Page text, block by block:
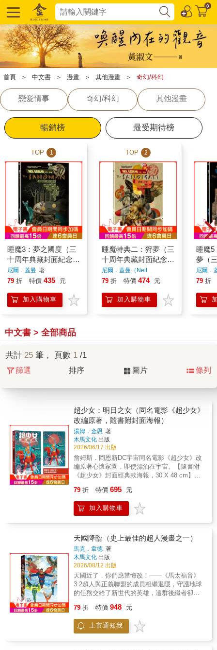
0
首頁 ＞ 中文書 ＞ 漫畫 ＞ 其他漫畫 ＞ 奇幻/科幻
戀愛情事 奇幻/科幻 其他漫畫
暢銷榜 最受期待榜
TOP 1
睡魔3：夢之國度（三
十周年典藏封面紀念
版）【全球Netflix
TOP 1 人氣影集同名
爾‧蓋曼最知名經典美
漫代表作】
尼爾．蓋曼 著
79 折 特價 435 元
加入購物車
TOP 2
睡魔特典二：狩夢（三
十周年典藏封面紀念
版）【全球Netflix
TOP 1 人氣影集同名
爾‧蓋曼最知名經典美
漫代表作】
尼爾．蓋曼（Neil
Gaiman）著
79 折 特價 474 元
加入購物車
睡魔5
夢（
紀念
TOP
爾‧
漫代
尼爾．
79 折
中文書 > 全部商品
共計 25 筆， 頁數 1 /1
篩選 排序 圖片 條列
超少女：明日之女（同名電影《超少女》
改編原著，隨書附封面海報）
湯姆．金恩 著
木馬文化 出版
2026/06/17 出版
詹姆斯．岡恩新DC宇宙同名電影《超少女》改
編原著心懷家園，即使漂泊在宇宙。【隨書附
《超少女》封面經典款海報，30 X 48 cm】卡
超人堂姊的她，心中有著怎麼樣都填補不了的
空虛，來自她不復存在的家園。在她的二十一
歲生日當天，超少女來到偏遠星球慶生，卻在
下外星少女露西的委託，橫越宇宙追擊殺死少
女父親、襲擊她們的罪魁禍首——黃山的克雷
姆。見識到克雷姆的凶殘以及所到之處留下的
殺戮慘狀，加深露西的復仇執念，也勾起超少
女的鄉愁與沉痛過往。是什麼讓她們在痛苦中
堅持自我，持續朝明日邁進？得獎作者湯姆．
金恩為本作注入深刻情感與文學價值，佐以曾
獲艾斯納獎提名的繪者比奎絲．伊弗利優美的
筆觸，共同打造出深具勇氣的星際冒險大作
定。
79 折 特價 695 元
加入購物車
天國降臨（史上最佳的超人漫畫之一）
馬克．韋德 著
木馬文化 出版
2026/08/12 出版
天國近了，你們應當悔改！——《馬太福音》
3:2超人與正義聯盟的成員相繼退隱，守護地球
的任務交給了新世代的英雄，這群後繼者卻沉
棍的行動中造成一百萬人傷亡，地點正是撫育
超人長大的堪薩斯州。為了撥亂反正，超人與
老戰友再次復出，要叫他們向上舉目，樹立超
79 折 特價 948 元
上市通知我